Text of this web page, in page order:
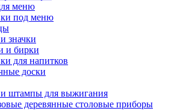
меню
под меню
значки
и бирки
для напитков
доски
штампы для выжигания
деревянные столовые приборы